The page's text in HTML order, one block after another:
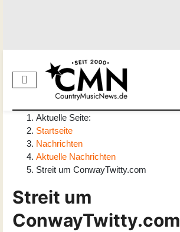
Aktuelle Seite:
Startseite
Nachrichten
Aktuelle Nachrichten
Streit um ConwayTwitty.com
Streit um
ConwayTwitty.com